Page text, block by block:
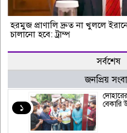
হরমুজ প্রাণালি দ্রুত না খুললে
চালানো হবে: ট্রাম্প
সর্বশেষ
জনপ্রিয়
১
বেকারি